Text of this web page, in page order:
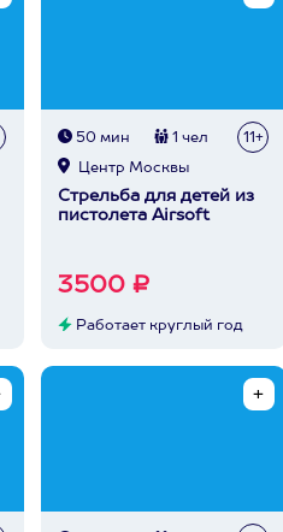
50 мин 1 чел 11+
Центр Москвы
Стрельба для детей из
пистолета Airsoft
3500 ₽
Работает круглый год